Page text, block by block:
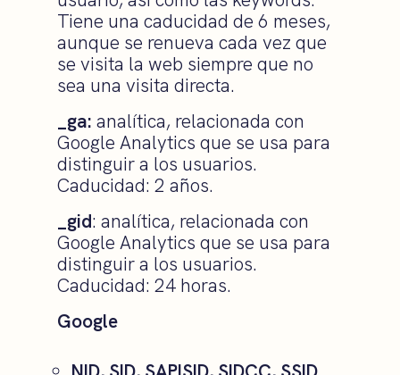
Tiene una caducidad de 6 meses,
aunque se renueva cada vez que
se visita la web siempre que no
sea una visita directa.
_ga: analítica, relacionada con
Google Analytics que se usa para
distinguir a los usuarios.
Caducidad: 2 años.
_gid: analítica, relacionada con
Google Analytics que se usa para
distinguir a los usuarios.
Caducidad: 24 horas.
Google